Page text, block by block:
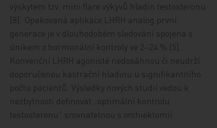
výskytem tzv. mini flare výkyvů hladin testosteronu
[8]. Opakovaná aplikace LHRH analog první
generace je v dlouhodobém sledování spojena s
únikem z hormonální kontroly ve 2–24 % [5].
Konvenční LHRH agonisté nedosáhnou či neudrží
doporučenou kastrační hladinu u signifikantního
počtu pacientů. Výsledky nových studií vedou k
nezbytnosti definovat „optimální kontrolu
testosteronu" srovnatelnou s orchiektomií.